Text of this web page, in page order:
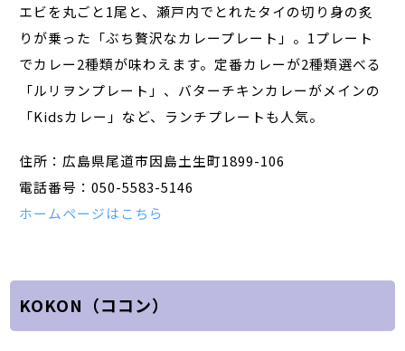
エビを丸ごと1尾と、瀬戸内でとれたタイの切り身の炙
りが乗った「ぶち贅沢なカレープレート」。1プレート
でカレー2種類が味わえます。定番カレーが2種類選べる
「ルリヲンプレート」、バターチキンカレーがメインの
「Kidsカレー」など、ランチプレートも人気。
住所：広島県尾道市因島土生町1899-106
電話番号：050-5583-5146
ホームページはこちら
KOKON（ココン）